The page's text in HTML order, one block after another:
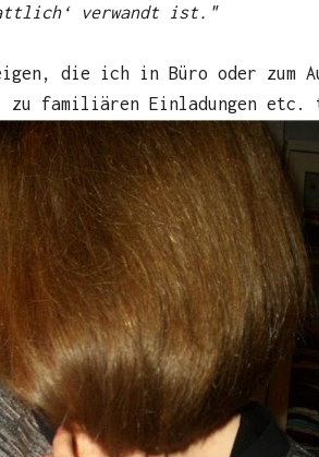
verwandt ist."
die ich in Büro oder zum
zu familiären Einladungen etc.